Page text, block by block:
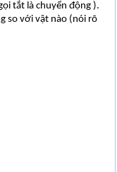
tắt là chuyển động ).
so với vật nào (nói rõ